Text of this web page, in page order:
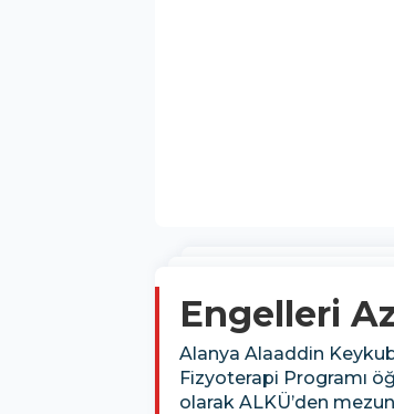
Engelleri
Alanya Alaaddin
Fizyoterapi Programı
olarak ALKÜ’den